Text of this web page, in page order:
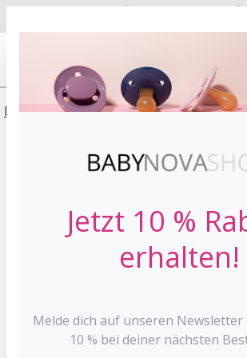
HOME INFORMATIONEN FAQS
FAQs - häufig
Fragen
shop@baby-nova.de erreichen.
Jetzt 10 %
erhalten!
Melde dich auf unseren Newsletter
10 % bei deiner nächsten